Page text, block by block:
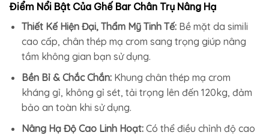
Điểm Nổi Bật Của Ghế Bar Chân Trụ Nâng Hạ
Thiết Kế Hiện Đại, Thẩm Mỹ Tinh Tế: Bề mặt da simili
cao cấp, chân thép mạ crom sang trọng giúp nâng
tầm không gian bạn sử dụng.
Bền Bỉ & Chắc Chắn: Khung chân thép mạ crom
kháng gỉ, không gỉ sét, tải trọng lên đến 120kg, đảm
bảo an toàn khi sử dụng.
Nâng Hạ Độ Cao Linh Hoạt: Có thể điều chỉnh độ cao